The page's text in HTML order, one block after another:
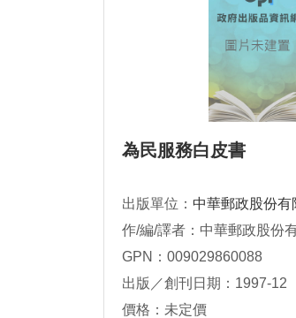
為民服務白皮書
出版單位： 中華郵政股份有
作/編/譯者：中華郵政股份
GPN：009029860088
出版／創刊日期：1997-12
價格：未定價